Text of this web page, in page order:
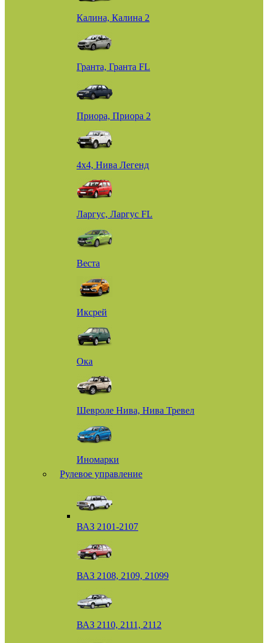
Калина, Калина 2
Гранта, Гранта FL
Приора, Приора 2
4х4, Нива Легенд
Ларгус, Ларгус FL
Веста
Иксрей
Ока
Шевроле Нива, Нива Тревел
Иномарки
Рулевое управление
ВАЗ 2101-2107
ВАЗ 2108, 2109, 21099
ВАЗ 2110, 2111, 2112